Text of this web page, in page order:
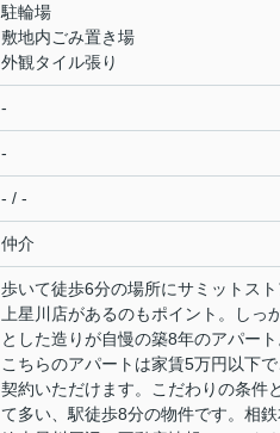
駐輪場
敷地内ごみ置き場
外観タイル張り
-
-
- / -
仲介
歩いて徒歩6分の場所にサミットスト
上星川店があるのもポイント。しっ
とした造りが自慢の築8年のアパート
こちらのアパートは家賃5万円以下
契約いただけます。こだわりの条件
て多い、駅徒歩8分の物件です。相鉄